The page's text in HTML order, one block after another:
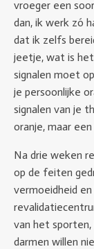
vroeger een
dan, ik werk zó
dat ik zelfs
jeetje, wat is
signalen moet
je persoonlijke
signalen van je
oranje, maar
Na drie weken
op de feiten
vermoeidheid
van het sporten,
darmen willen